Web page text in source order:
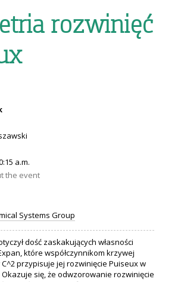
rozwinięć
a.m.
the event
Systems Group
dość zaskakujących własności
które współczynnikom krzywej
przypisuje jej rozwinięcie Puiseux w
się, że odwzorowanie rozwinięcie